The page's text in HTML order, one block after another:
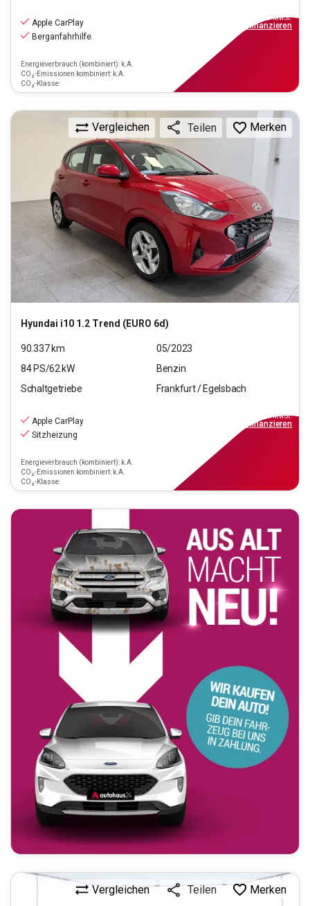
Apple CarPlay
Berganfahrhilfe
Energieverbrauch (kombiniert): k.A.
CO₂-Emissionen kombiniert: k.A.
CO₂-Klasse:
inkl.MwSt.
finanzieren
Hyundai i10 1.2 Trend (EURO 6d)
Vergleichen Teilen Merken
90.337km
05/2023
84PS/62 kW
Benzin
Schaltgetriebe
Frankfurt / Egelsbach
Apple CarPlay
Sitzheizung
Energieverbrauch (kombiniert): k.A.
CO₂-Emissionen kombiniert: k.A.
CO₂-Klasse:
inkl.MwSt.
finanzieren
Vergleichen Teilen Merken